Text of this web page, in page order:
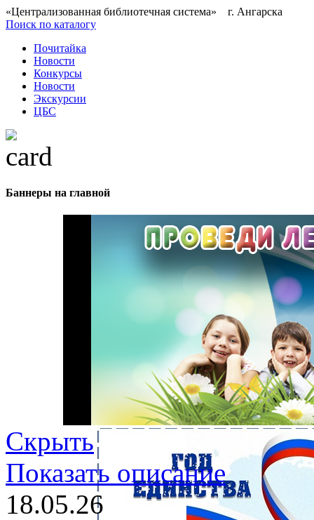
«Централизованная библиотечная система» г. Ангарска
Поиск по каталогу
Почитайка
Новости
Конкурсы
Новости
Экскурсии
ЦБС
Баннеры на главной
Скрыть
Показать описание
18.05.26